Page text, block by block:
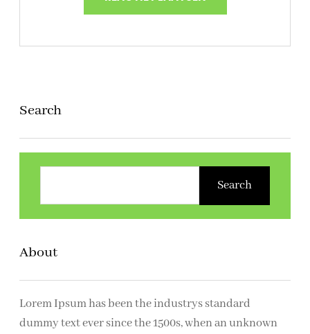
Search
k
n
Search
About
Lorem Ipsum has been the industrys standard
dummy text ever since the 1500s, when an unknown